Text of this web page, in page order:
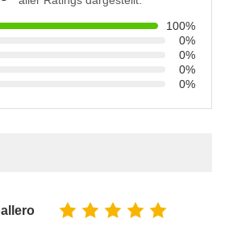
100%
0%
0%
0%
0%